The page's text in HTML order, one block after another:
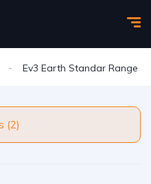
Ev3 Earth Standar Range
Filtros (2)